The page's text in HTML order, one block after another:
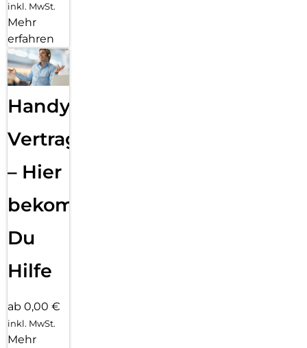
inkl. MwSt.
Mehr
erfahren
Handy
Vertragsabwicklung
– Hier
bekommst
Du
Hilfe
ab 0,00 €
inkl. MwSt.
Mehr